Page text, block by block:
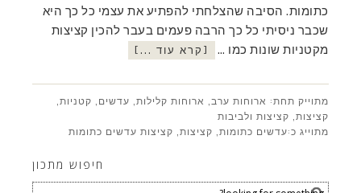
כתומות. הסיבה שהצלחתי להפתיע את עצמי כל כך היא
שכבר ניסיתי כל כך הרבה פעמים בעבר להכין קציצות
מקטניות שונות כמו …
[קרא עוד ...]
מתוייק תחת: ארוחות ערב, ארוחות קלילות, עדשים, קטניות,
קציצות, קציצות ולביבות
מתוייג כ:עדשים כתומות, קציצות, קציצות עדשים כתומות
חיפוש מתכון